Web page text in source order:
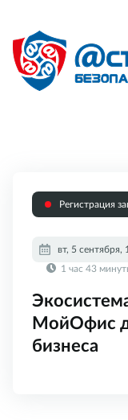
Регистрация
вт, 5 сентября,
1 час 43
МойОфис
бизнеса